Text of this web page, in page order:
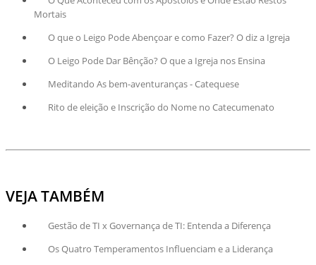
Mortais
O que o Leigo Pode Abençoar e como Fazer? O diz a Igreja
O Leigo Pode Dar Bênção? O que a Igreja nos Ensina
Meditando As bem-aventuranças - Catequese
Rito de eleição e Inscrição do Nome no Catecumenato
VEJA TAMBÉM
Gestão de TI x Governança de TI: Entenda a Diferença
Os Quatro Temperamentos Influenciam e a Liderança